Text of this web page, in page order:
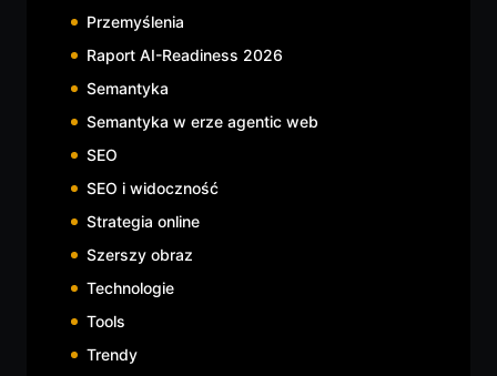
Przemyślenia
Raport AI-Readiness 2026
Semantyka
Semantyka w erze agentic web
SEO
SEO i widoczność
Strategia online
Szerszy obraz
Technologie
Tools
Trendy